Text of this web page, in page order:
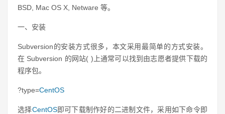
BSD, Mac OS X, Netware 等。
一、安装
Subversion的安装方式很多，本文采用最简单的方式安装。
在 Subversion 的网站( )上通常可以找到由志愿者提供下载的
程序包。
?type=CentOS
选择CentOS即可下载制作好的二进制文件，采用如下命令即